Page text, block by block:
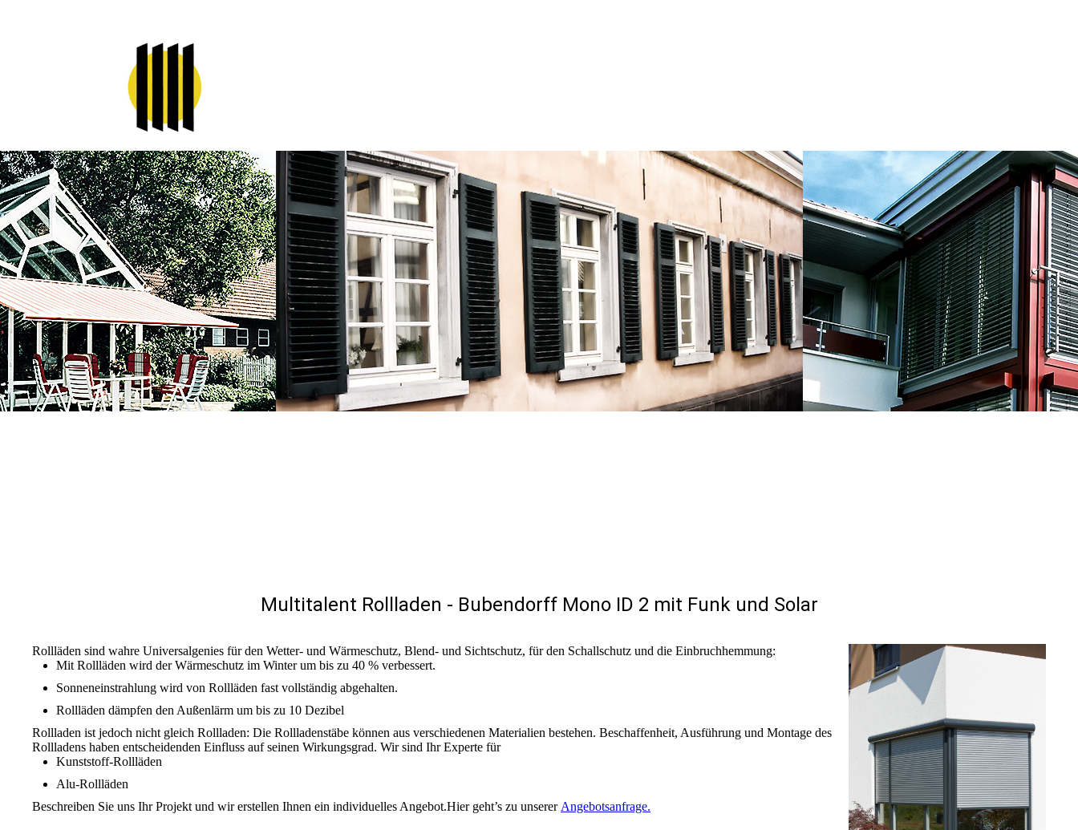
Multitalent Rollladen - Bubendorff Mono ID 2 mit Funk und Solar
Rollläden sind wahre Universalgenies für den Wetter- und Wärmeschutz, Blend- und Sichtschutz, für den Schallschutz und die Einbruchhemmung:
Mit Rollläden wird der Wärmeschutz im Winter um bis zu 40 % verbessert.
Sonneneinstrahlung wird von Rollläden fast vollständig abgehalten.
Rollläden dämpfen den Außenlärm um bis zu 10 Dezibel
Rollladen ist jedoch nicht gleich Rollladen: Die Rollladenstäbe können aus verschiedenen Materialien bestehen. Beschaffenheit, Ausführung und Montage des
Rollladens haben entscheidenden Einfluss auf seinen Wirkungsgrad. Wir sind Ihr Experte für
Kunststoff-Rollläden
Alu-Rollläden
Beschreiben Sie uns Ihr Projekt und wir erstellen Ihnen ein individuelles Angebot.Hier geht’s zu unserer Angebotsanfrage.